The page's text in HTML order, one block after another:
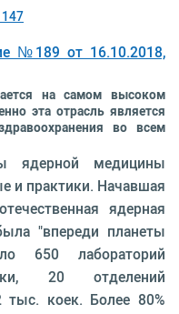
№189 от 16.10.2018,
на самом высоком
эта отрасль является
во всем
ядерной медицины
и практики. Начавшая
ядерная
"впереди планеты
650 лабораторий
20 отделений
тыс. коек. Более 80%